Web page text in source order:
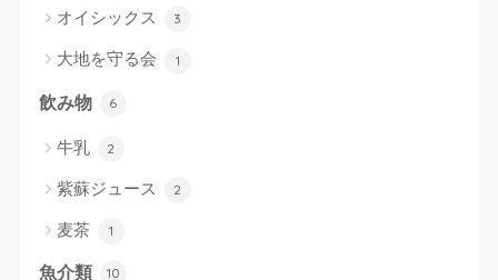
オイシックス 3
大地を守る会 1
飲み物 6
牛乳 2
紫蘇ジュース 2
麦茶 1
魚介類 10